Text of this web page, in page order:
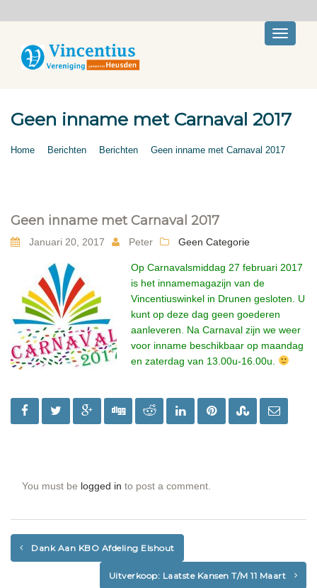
Toggle
Geen inname met Carnaval 2017
Home Berichten Berichten Geen inname met Carnaval 2017
Geen inname met Carnaval 2017
Januari 20, 2017 Peter Geen Categorie
Op Carnavalsmiddag 27 februari 2017
is het innamemagazijn van de
Vincentiuswinkel in Drunen gesloten. U
kunt op deze dag geen goederen
aanleveren. Na Carnaval zijn we weer
voor inname beschikbaar op maandag
en zaterdag van 13.00u-16.00u.
You must be logged in to post a comment.
Dank Aan KBO Afdeling Elshout
Uitverkoop: Laatste Kansen T/m 11 Maart